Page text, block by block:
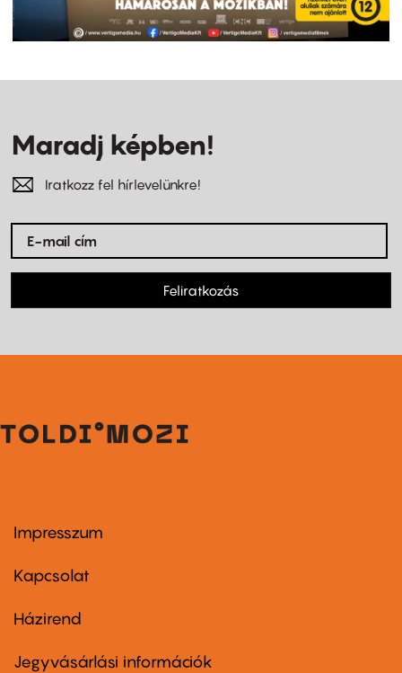
Maradj képben!
Iratkozz fel hírlevelünkre!
Feliratkozás
Footer
first
Impresszum
Kapcsolat
Footer
second
Házirend
Jegyvásárlási információk